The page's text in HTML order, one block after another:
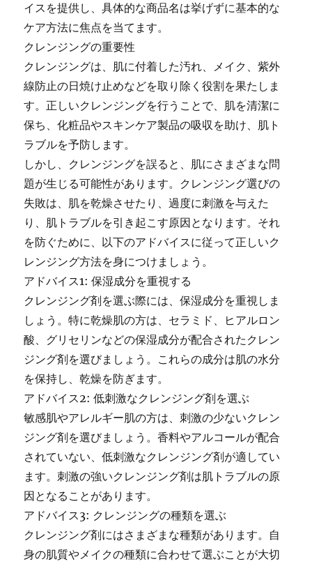
イスを提供し、具体的な商品名は挙げずに基本的な
ケア方法に焦点を当てます。
クレンジングの重要性
クレンジングは、肌に付着した汚れ、メイク、紫外
線防止の日焼け止めなどを取り除く役割を果たしま
す。正しいクレンジングを行うことで、肌を清潔に
保ち、化粧品やスキンケア製品の吸収を助け、肌ト
ラブルを予防します。
しかし、クレンジングを誤ると、肌にさまざまな問
題が生じる可能性があります。クレンジング選びの
失敗は、肌を乾燥させたり、過度に刺激を与えた
り、肌トラブルを引き起こす原因となります。それ
を防ぐために、以下のアドバイスに従って正しいク
レンジング方法を身につけましょう。
アドバイス1: 保湿成分を重視する
クレンジング剤を選ぶ際には、保湿成分を重視しま
しょう。特に乾燥肌の方は、セラミド、ヒアルロン
酸、グリセリンなどの保湿成分が配合されたクレン
ジング剤を選びましょう。これらの成分は肌の水分
を保持し、乾燥を防ぎます。
アドバイス2: 低刺激なクレンジング剤を選ぶ
敏感肌やアレルギー肌の方は、刺激の少ないクレン
ジング剤を選びましょう。香料やアルコールが配合
されていない、低刺激なクレンジング剤が適してい
ます。刺激の強いクレンジング剤は肌トラブルの原
因となることがあります。
アドバイス3: クレンジングの種類を選ぶ
クレンジング剤にはさまざまな種類があります。自
身の肌質やメイクの種類に合わせて選ぶことが大切